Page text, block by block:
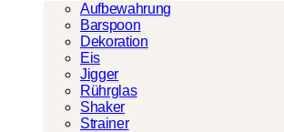
Aufbewahrung
Barspoon
Dekoration
Eis
Jigger
Rührglas
Shaker
Strainer